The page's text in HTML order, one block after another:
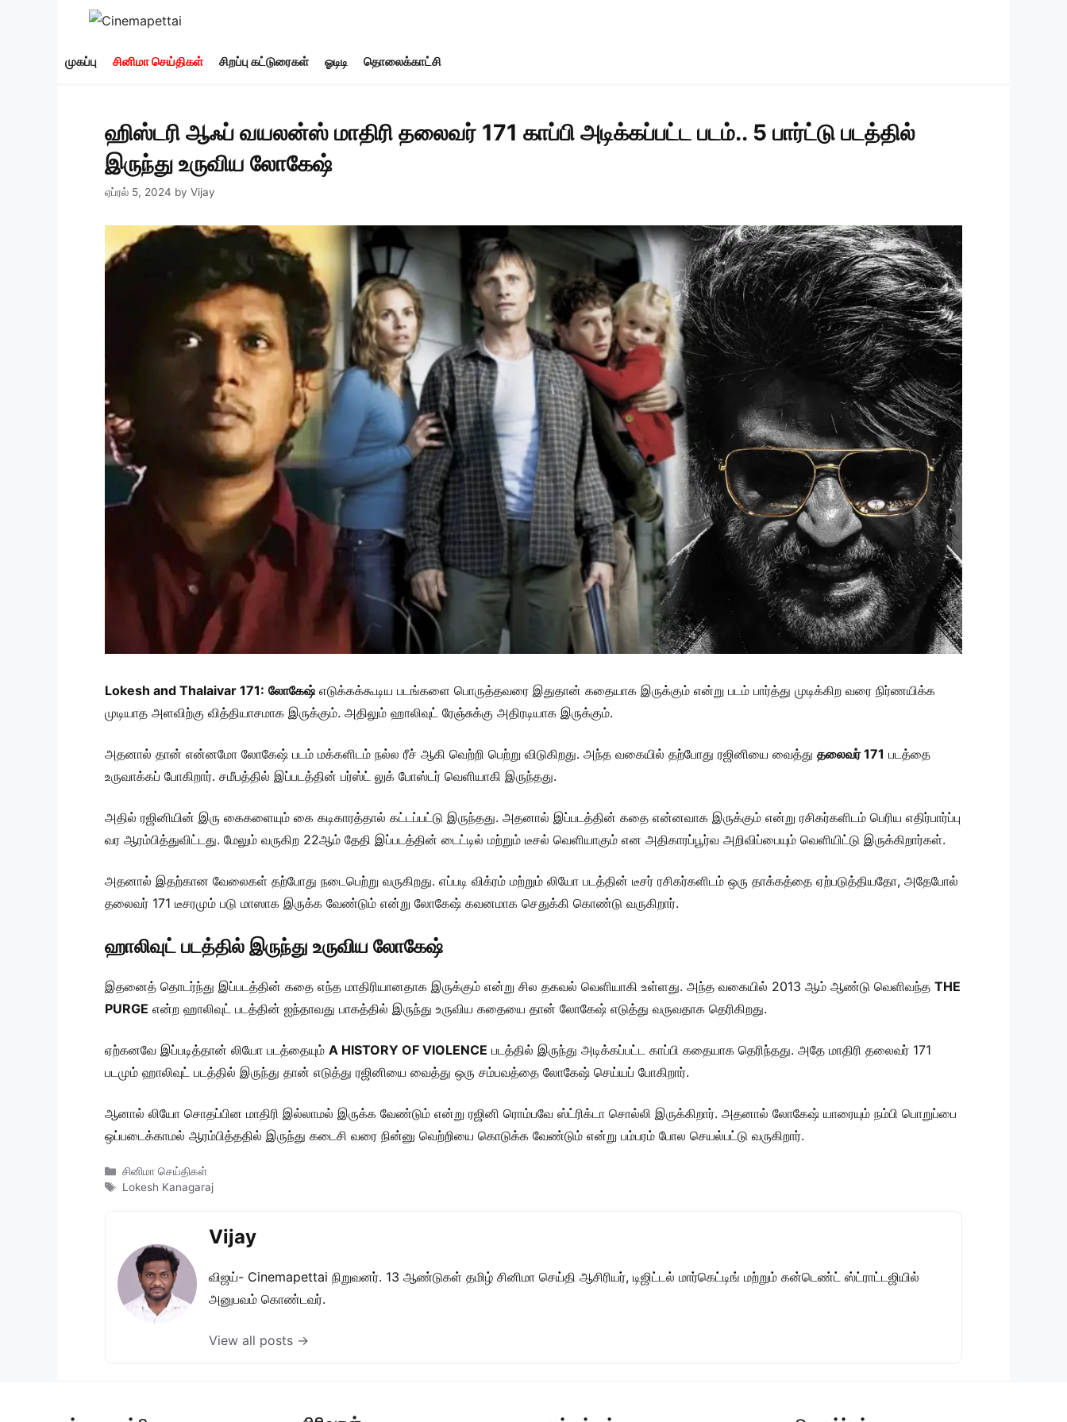
முகப்பு சினிமா செய்திகள் சிறப்பு கட்டுரைகள் ஓடிடி தொலைக்காட்சி
ஹிஸ்டரி ஆஃப் வயலன்ஸ் மாதிரி தலைவர் 171 காப்பி அடிக்கப்பட்ட படம்.. 5 பார்ட்டு படத்தில்
இருந்து உருவிய லோகேஷ்
ஏப்ரல் 5, 2024 by Vijay
Lokesh and Thalaivar 171: லோகேஷ் எடுக்கக்கூடிய படங்களை பொருத்தவரை இதுதான் கதையாக இருக்கும் என்று படம் பார்த்து முடிக்கிற வரை நிர்ணயிக்க
முடியாத அளவிற்கு வித்தியாசமாக இருக்கும். அதிலும் ஹாலிவுட் ரேஞ்சுக்கு அதிரடியாக இருக்கும்.
அதனால் தான் என்னமோ லோகேஷ் படம் மக்களிடம் நல்ல ரீச் ஆகி வெற்றி பெற்று விடுகிறது. அந்த வகையில் தற்போது ரஜினியை வைத்து தலைவர் 171 படத்தை
உருவாக்கப் போகிறார். சமீபத்தில் இப்படத்தின் பர்ஸ்ட் லுக் போஸ்டர் வெளியாகி இருந்தது.
அதில் ரஜினியின் இரு கைகளையும் கை கடிகாரத்தால் கட்டப்பட்டு இருந்தது. அதனால் இப்படத்தின் கதை என்னவாக இருக்கும் என்று ரசிகர்களிடம் பெரிய எதிர்பார்ப்பு
வர ஆரம்பித்துவிட்டது. மேலும் வருகிற 22ஆம் தேதி இப்படத்தின் டைட்டில் மற்றும் டீசல் வெளியாகும் என அதிகாரப்பூர்வ அறிவிப்பையும் வெளியிட்டு இருக்கிறார்கள்.
அதனால் இதற்கான வேலைகள் தற்போது நடைபெற்று வருகிறது. எப்படி விக்ரம் மற்றும் லியோ படத்தின் டீசர் ரசிகர்களிடம் ஒரு தாக்கத்தை ஏற்படுத்தியதோ, அதேபோல்
தலைவர் 171 டீசரமும் படு மாஸாக இருக்க வேண்டும் என்று லோகேஷ் கவனமாக செதுக்கி கொண்டு வருகிறார்.
ஹாலிவுட் படத்தில் இருந்து உருவிய லோகேஷ்
இதனைத் தொடர்ந்து இப்படத்தின் கதை எந்த மாதிரியானதாக இருக்கும் என்று சில தகவல் வெளியாகி உள்ளது. அந்த வகையில் 2013 ஆம் ஆண்டு வெளிவந்த THE
PURGE என்ற ஹாலிவுட் படத்தின் ஐந்தாவது பாகத்தில் இருந்து உருவிய கதையை தான் லோகேஷ் எடுத்து வருவதாக தெரிகிறது.
ஏற்கனவே இப்படித்தான் லியோ படத்தையும் A HISTORY OF VIOLENCE படத்தில் இருந்து அடிக்கப்பட்ட காப்பி கதையாக தெரிந்தது. அதே மாதிரி தலைவர் 171
படமும் ஹாலிவுட் படத்தில் இருந்து தான் எடுத்து ரஜினியை வைத்து ஒரு சம்பவத்தை லோகேஷ் செய்யப் போகிறார்.
ஆனால் லியோ சொதப்பின மாதிரி இல்லாமல் இருக்க வேண்டும் என்று ரஜினி ரொம்பவே ஸ்ட்ரிக்டா சொல்லி இருக்கிறார். அதனால் லோகேஷ் யாரையும் நம்பி பொறுப்பை
ஒப்படைக்காமல் ஆரம்பித்ததில் இருந்து கடைசி வரை நின்னு வெற்றியை கொடுக்க வேண்டும் என்று பம்பரம் போல செயல்பட்டு வருகிறார்.
Categories
சினிமா செய்திகள்
Tags
Lokesh Kanagaraj
Vijay
விஜய்- Cinemapettai நிறுவனர். 13 ஆண்டுகள் தமிழ் சினிமா செய்தி ஆசிரியர், டிஜிட்டல் மார்கெட்டிங் மற்றும் கன்டெண்ட் ஸ்ட்ராட்டஜியில்
அனுபவம் கொண்டவர்.
View all posts →